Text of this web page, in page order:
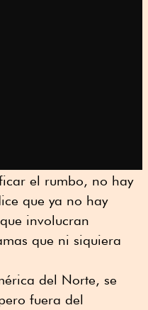
el rumbo, no hay
que ya no hay
involucran
que ni siquiera
del Norte, se
fuera del